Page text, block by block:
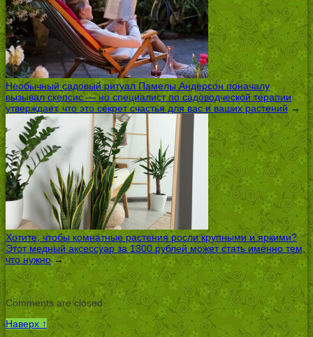
Необычный садовый ритуал Памелы Андерсон поначалу
вызывал скепсис — но специалист по садоводческой терапии
утверждает, что это секрет счастья для вас и ваших растений →
Хотите, чтобы комнатные растения росли крупными и яркими?
Этот медный аксессуар за 1300 рублей может стать именно тем,
что нужно→
Comments are closed.
Наверх ↑